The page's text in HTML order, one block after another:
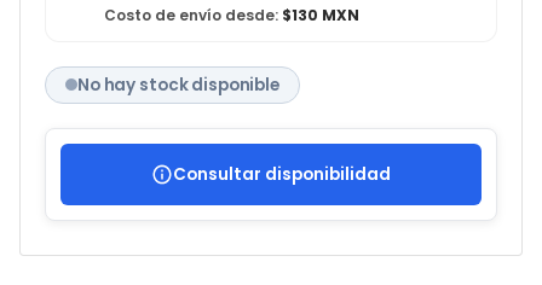
Costo de envío desde: $130 MXN
No hay stock disponible
Consultar disponibilidad